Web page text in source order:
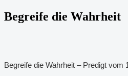
Begreife die Wahrheit
Begreife die Wahrheit – Predigt vom